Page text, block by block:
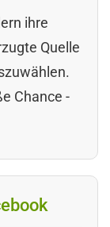
ihre
Quelle
Chance -